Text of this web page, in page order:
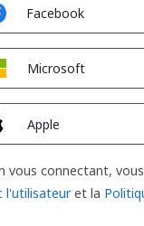
Facebook
Microsoft
Apple
vous connectant, vous
l'utilisateuret la